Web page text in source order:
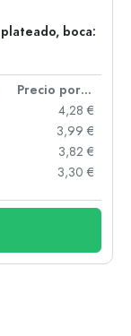
boca:
Precio por unidad
4,28 €
3,99 €
3,82 €
3,30 €